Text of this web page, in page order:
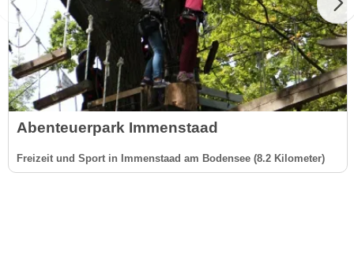
Abenteuerpark Immenstaad
Freizeit und Sport in Immenstaad am Bodensee (8.2 Kilometer)